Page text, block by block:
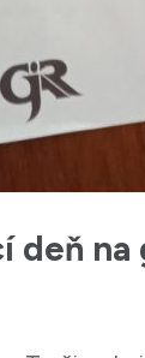
na